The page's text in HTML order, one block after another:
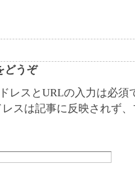
どうぞ
レスとURLの入力は必須
スは記事に反映されず